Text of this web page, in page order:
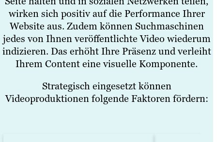
MEHR BEISPIELE
rüberkommen.
MEHR BEISPIELE
wirken sich positiv auf die Performance Ihrer
Website aus. Zudem können Suchmaschinen
jedes von Ihnen veröffentlichte Video wiederum
indizieren. Das erhöht Ihre Präsenz und verleiht
Ihrem Content eine visuelle Komponente.
Strategisch eingesetzt können
Videoproduktionen folgende Faktoren fördern: